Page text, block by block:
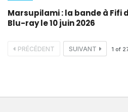
Marsupilami : la bande à Fifi
Blu-ray le 10 juin 2026
PRÉCÉDENT SUIVANT 1 of